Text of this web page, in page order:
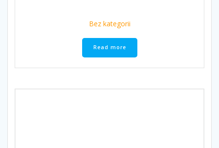
Bez kategorii
Read more